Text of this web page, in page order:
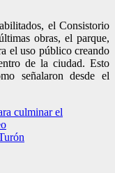
el Consistorio
obras, el parque,
el uso público creando
de la ciudad. Esto
señalaron desde el
culminar el